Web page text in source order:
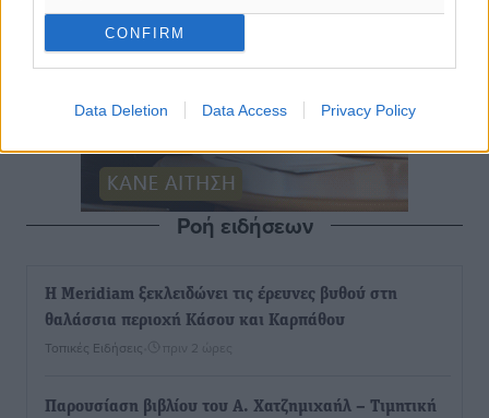
CONFIRM
Data Deletion Data Access Privacy Policy
Ροή ειδήσεων
Η Meridiam ξεκλειδώνει τις έρευνες βυθού στη
θαλάσσια περιοχή Κάσου και Καρπάθου
Τοπικές Ειδήσεις πριν 2 ώρες
Παρουσίαση βιβλίου του Α. Χατζημιχαήλ – Τιμητική